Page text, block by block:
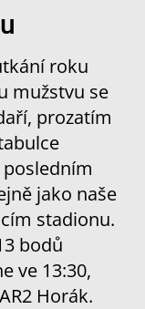
roku
mužstvu se
prozatím
jako naše
stadionu.
bodů
ve 13:30,
Horák.